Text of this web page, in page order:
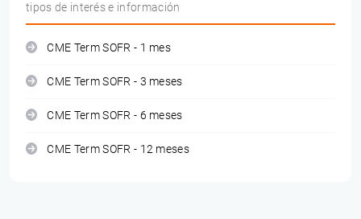
tipos de interés e información
CME Term SOFR - 1 mes
CME Term SOFR - 3 meses
CME Term SOFR - 6 meses
CME Term SOFR - 12 meses